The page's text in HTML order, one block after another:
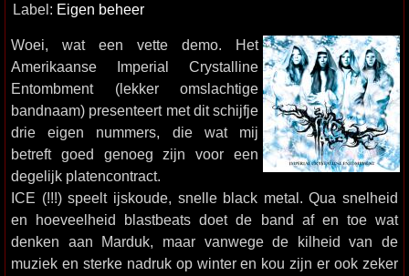
Label: Eigen beheer
Woei, wat een vette demo. Het
Amerikaanse Imperial Crystalline
Entombment (lekker omslachtige
bandnaam) presenteert met dit schijfje
drie eigen nummers, die wat mij
betreft goed genoeg zijn voor een
degelijk platencontract.
ICE (!!!) speelt ijskoude, snelle black metal. Qua snelheid
en hoeveelheid blastbeats doet de band af en toe wat
denken aan Marduk, maar vanwege de kilheid van de
muziek en sterke nadruk op winter en kou zijn er ook zeker